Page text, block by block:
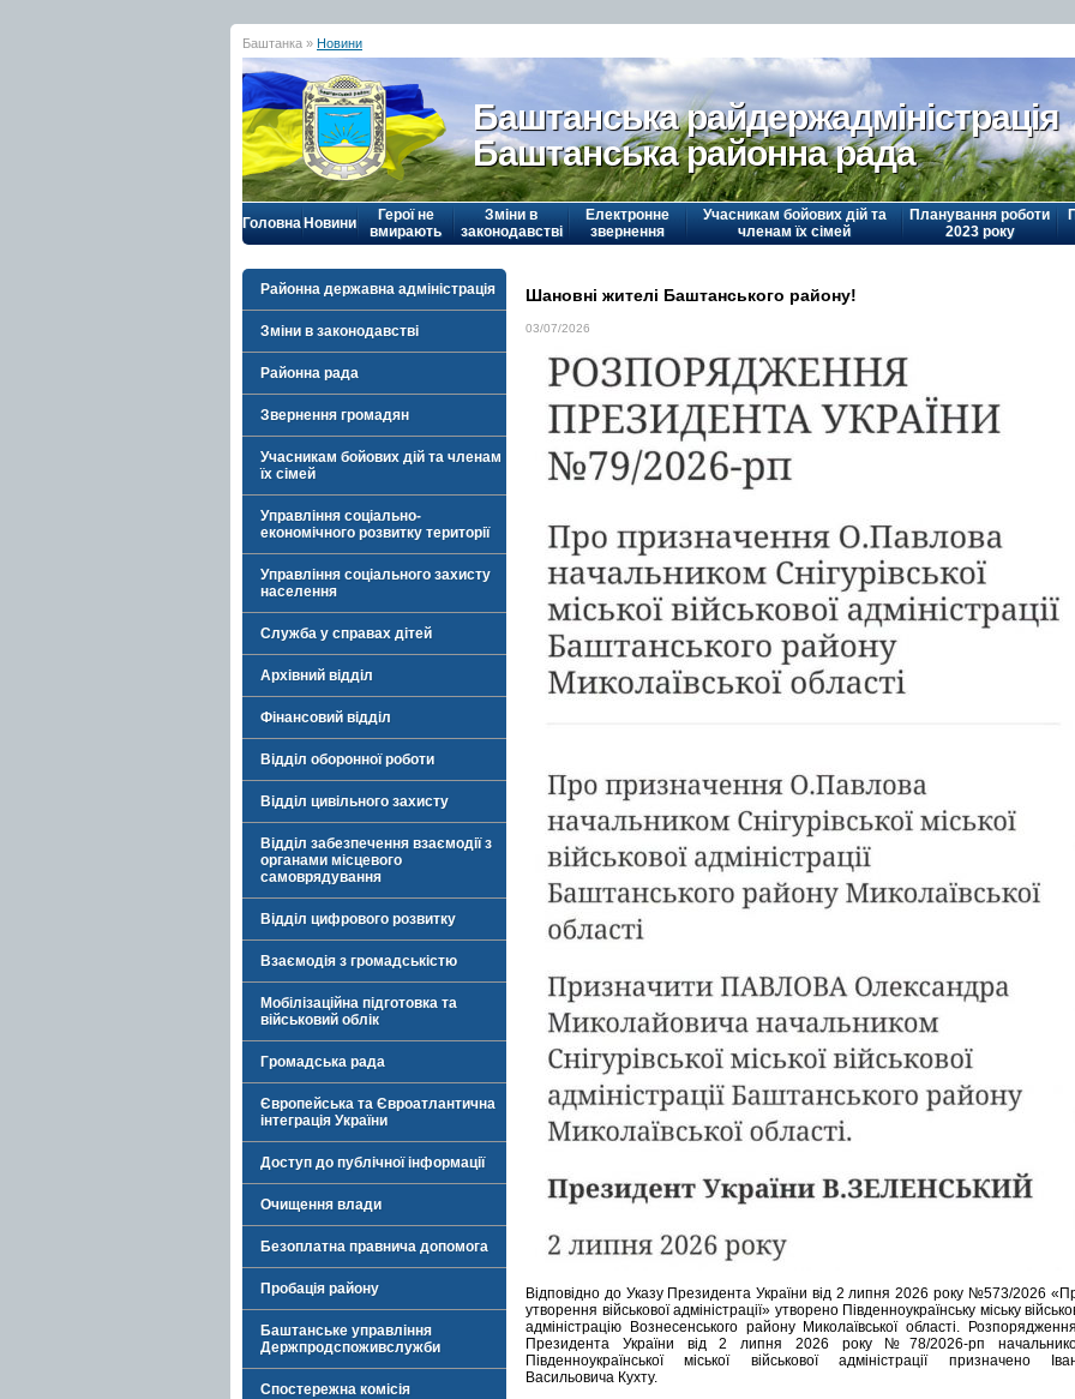
Баштанка » Новини
Баштанська райдержадміністрація
Баштанська районна рада
Головна Новини
Герої не
вмирають
Зміни в
законодавстві
Електронне
звернення
Учасникам бойових дій та
членам їх сімей
Планування роботи
2023 року
Районна державна адміністрація
Зміни в законодавстві
Районна рада
Звернення громадян
Учасникам бойових дій та членам
їх сімей
Управління соціально-
економічного розвитку території
Управління соціального захисту
населення
Служба у справах дітей
Архівний відділ
Фінансовий відділ
Відділ оборонної роботи
Відділ цивільного захисту
Відділ забезпечення взаємодії з
органами місцевого
самоврядування
Відділ цифрового розвитку
Взаємодія з громадськістю
Мобілізаційна підготовка та
військовий облік
Громадська рада
Європейська та Євроатлантична
інтеграція України
Доступ до публічної інформації
Очищення влади
Безоплатна правнича допомога
Пробація району
Баштанське управління
Держпродспоживслужби
Спостережна комісія
Шановні жителі Баштанського району!
03/07/2026
Відповідно до Указу Президента України від 2 липня 2026 року №573/2026
утворення військової адміністрації» утворено Південноукраїнську міську
адміністрацію Вознесенського району Миколаївської області.
Президента України від 2 липня 2026 року №78/2026-рп
Південноукраїнської міської військової адміністрації призначено
Васильовича Кухту.